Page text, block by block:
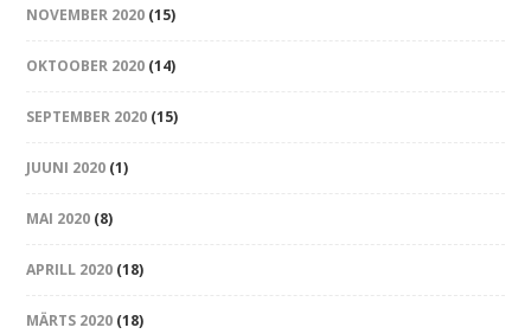
NOVEMBER 2020 (15)
OKTOOBER 2020 (14)
SEPTEMBER 2020 (15)
JUUNI 2020 (1)
MAI 2020 (8)
APRILL 2020 (18)
MÄRTS 2020 (18)